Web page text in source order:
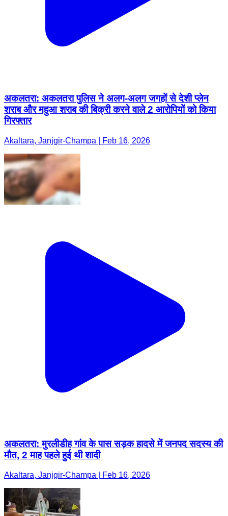
अकलतरा: अकलतरा पुलिस ने अलग-अलग जगहों से देशी प्लेन
शराब और महुआ शराब की बिक्री करने वाले 2 आरोपियों को किया
गिरफ्तार
Akaltara, Janjgir-Champa | Feb 16, 2026
अकलतरा: मुरलीडीह गांव के पास सड़क हादसे में जनपद सदस्य की
मौत, 2 माह पहले हुई थी शादी
Akaltara, Janjgir-Champa | Feb 16, 2026